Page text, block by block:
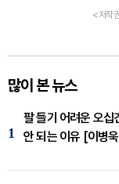
<저작
많이 본 뉴스
1
팔 들기 어려운 오십
안 되는 이유 [이병